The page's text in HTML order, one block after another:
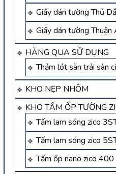
Giấy dán tường Thủ
Giấy dán tường Thuận
HÀNG QUA SỬ DỤNG
Thảm lót sàn trải sàn
KHO NẸP NHÔM
KHO TẤM ỐP TƯỜNG
Tấm lam sóng zico
Tấm lam sóng zico
Tấm ốp nano zico 400